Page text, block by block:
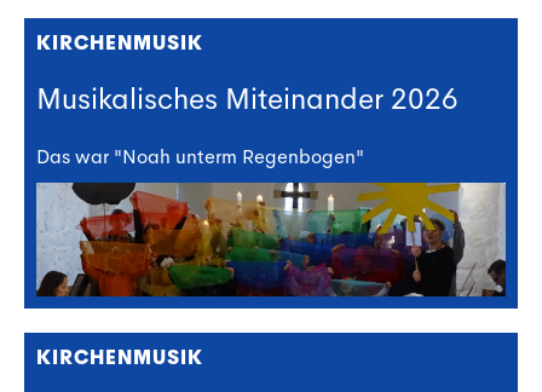
KIRCHENMUSIK
Musikalisches Miteinander 2026
Das war "Noah unterm Regenbogen"
KIRCHENMUSIK